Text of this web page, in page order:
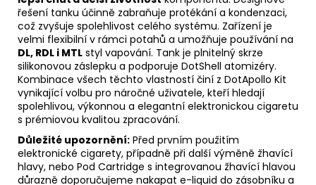
řešení tanku účinně zabraňuje protékání a kondenzaci,
což zvyšuje spolehlivost celého systému. Zařízení je
velmi flexibilní v rámci potahů a umožňuje používání na
DL, RDL i MTL styl vapování. Tank je plnitelný skrze
silikonovou záslepku a podporuje DotShell atomizéry.
Kombinace všech těchto vlastností činí z DotApollo Kit
vynikající volbu pro náročné uživatele, kteří hledají
spolehlivou, výkonnou a elegantní elektronickou cigaretu
s prémiovou kvalitou zpracování.
Důležité upozornění: Před prvním použitím
elektronické cigarety, případně při další výměně žhavící
hlavy, nebo Pod Cartridge s integrovanou žhavící hlavou
důrazně doporučujeme nakapat e-liquid do zásobníku a